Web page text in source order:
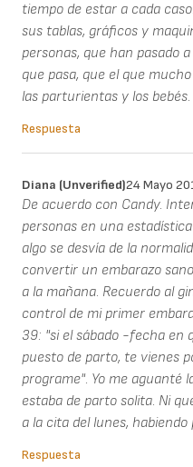
tiempo de estar a cada
sus tablas, gráficos y
personas, que han pasado
que pasa, que el que
las parturientas y los bebés.
Respuesta
Diana (unverified)24 Mayo
De acuerdo con Candy.
personas en una
algo se desvía de la
convertir un embarazo
a la mañana. Recuerdo al
control de mi primer
39: "si el sábado -fecha en
puesto de parto, te vienes
programe". Yo me aguanté
estaba de parto solita. Ni
a la cita del lunes, habiendo
Respuesta